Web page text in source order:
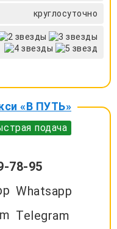
круглосуточно
«В ПУТЬ»
подача
78-95
Whatsapp
Telegram